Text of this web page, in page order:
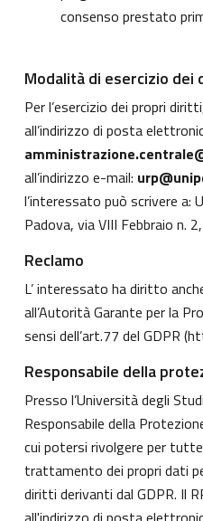
consenso prestato
Modalità di esercizio dei
Per l’esercizio dei propri
all’indirizzo di posta
all’indirizzo e-mail:
l’interessato può scrivere a:
Padova, via VIII Febbraio n.
Reclamo
L’ interessato ha diritto
all’Autorità Garante per la
sensi dell’art.77 del GDPR (
Responsabile della
Presso l’Università degli
Responsabile della
cui potersi rivolgere per
trattamento dei propri dati
diritti derivanti dal GDPR. Il